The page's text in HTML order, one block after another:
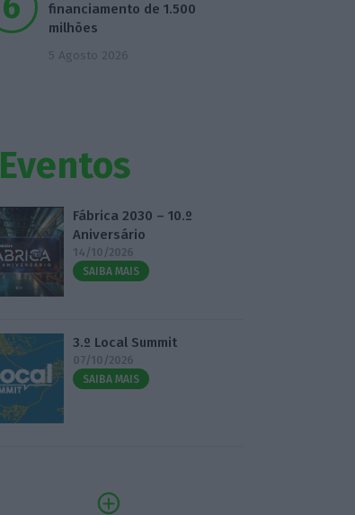
financiamento de 1.500
milhões
5 Agosto 2026
Eventos
Fábrica 2030 – 10.º
Aniversário
14/10/2026
SAIBA MAIS
3.º Local Summit
07/10/2026
SAIBA MAIS